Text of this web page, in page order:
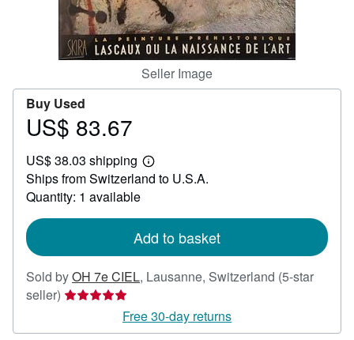
Seller Image
Buy Used
Price
83.67
US$ 83.67
US$ 38.03 shipping
Learn
more
Ships from Switzerland to U.S.A.
Quantity: 1 available
Add to basket
Sold byOH 7e CIEL, Lausanne, Switzerland (5-star
seller) Seller
5
Free 30-day returns